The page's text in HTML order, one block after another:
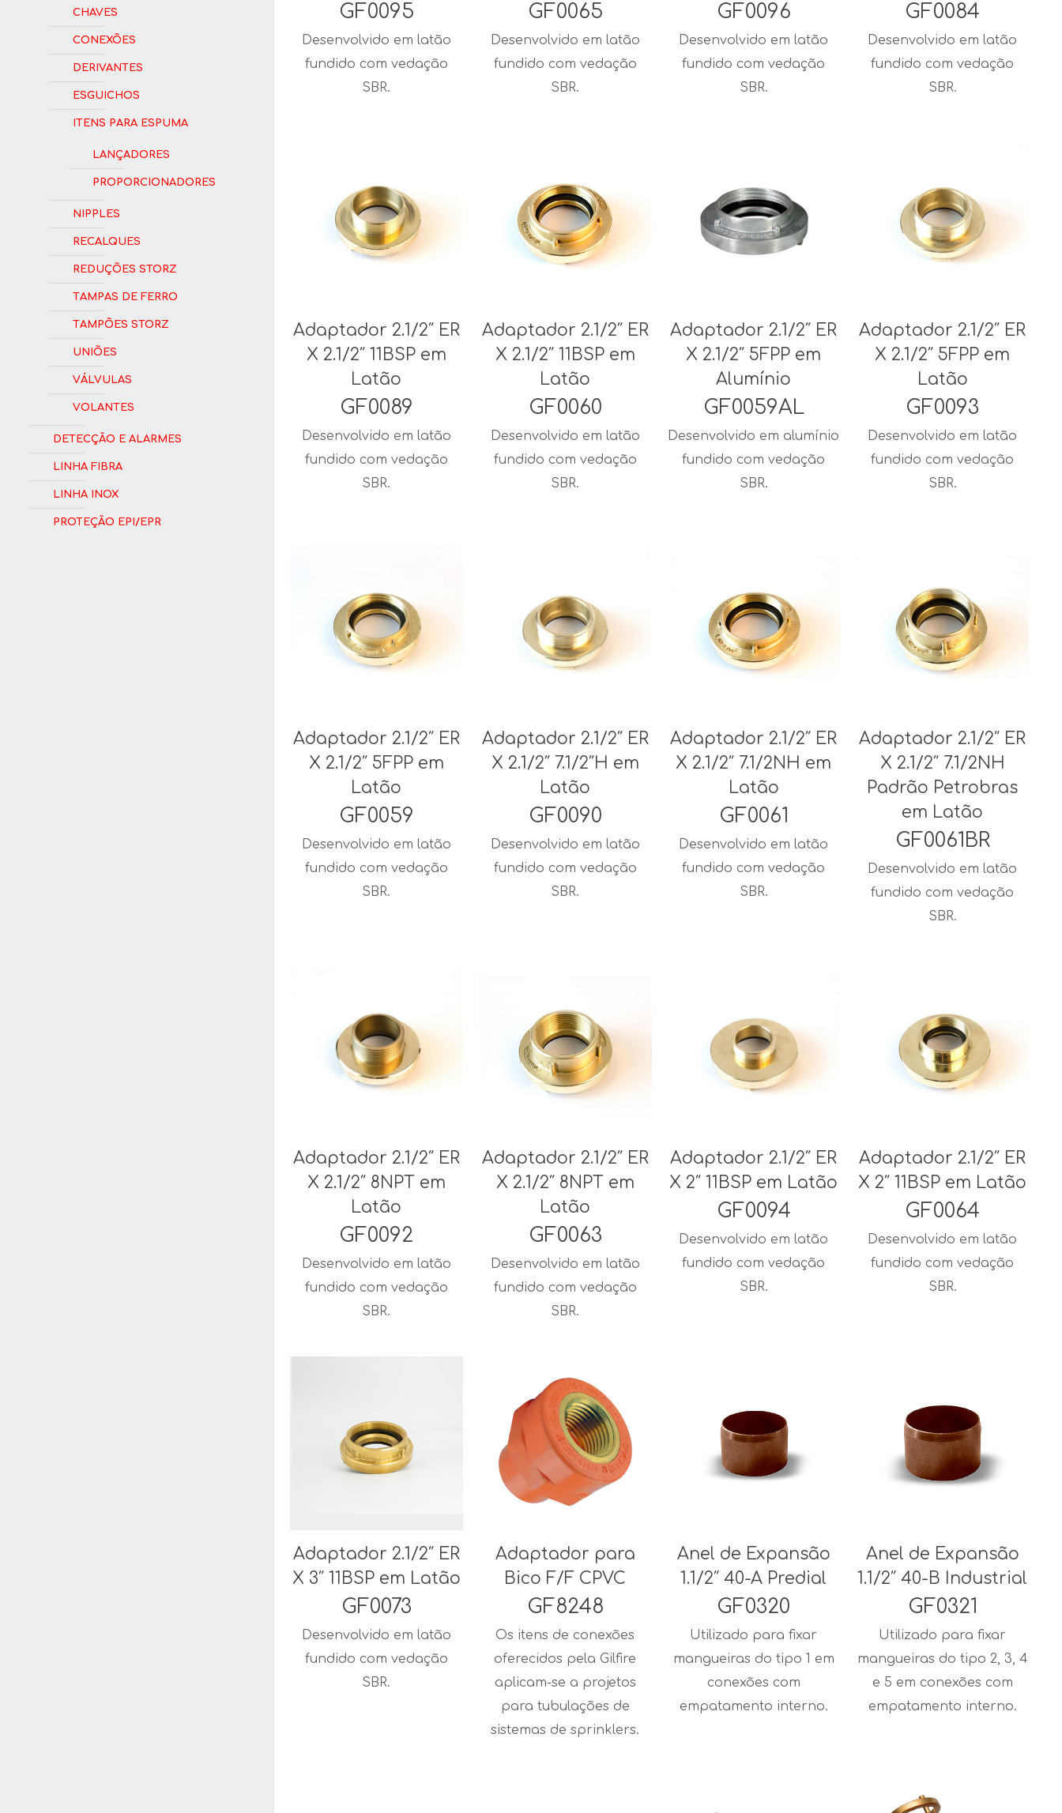
GF0095
Desenvolvido em latão
fundido com vedação
SBR.
GF0065
Desenvolvido em latão
fundido com vedação
SBR.
GF0096
Desenvolvido em latão
fundido com vedação
SBR.
GF0084
Desenvolvido em latão
fundido com vedação
SBR.
Adaptador 2.1/2″ ER
X 2.1/2″ 11BSP em
Latão
GF0089
Desenvolvido em latão
fundido com vedação
SBR.
Adaptador 2.1/2″ ER
X 2.1/2″ 11BSP em
Latão
GF0060
Desenvolvido em latão
fundido com vedação
SBR.
Adaptador 2.1/2″ ER
X 2.1/2″ 5FPP em
Alumínio
GF0059AL
Desenvolvido em alumínio
fundido com vedação
SBR.
Adaptador 2.1/2″ ER
X 2.1/2″ 5FPP em
Latão
GF0093
Desenvolvido em latão
fundido com vedação
SBR.
Adaptador 2.1/2″ ER
X 2.1/2″ 5FPP em
Latão
GF0059
Desenvolvido em latão
fundido com vedação
SBR.
Adaptador 2.1/2″ ER
X 2.1/2″ 7.1/2″H em
Latão
GF0090
Desenvolvido em latão
fundido com vedação
SBR.
Adaptador 2.1/2″ ER
X 2.1/2″ 7.1/2NH em
Latão
GF0061
Desenvolvido em latão
fundido com vedação
SBR.
Adaptador 2.1/2″ ER
X 2.1/2″ 7.1/2NH
Padrão Petrobras
em Latão
GF0061BR
Desenvolvido em latão
fundido com vedação
SBR.
Adaptador 2.1/2″ ER
X 2.1/2″ 8NPT em
Latão
GF0092
Desenvolvido em latão
fundido com vedação
SBR.
Adaptador 2.1/2″ ER
X 2.1/2″ 8NPT em
Latão
GF0063
Desenvolvido em latão
fundido com vedação
SBR.
Adaptador 2.1/2″ ER
X 2″ 11BSP em Latão
GF0094
Desenvolvido em latão
fundido com vedação
SBR.
Adaptador 2.1/2″ ER
X 2″ 11BSP em Latão
GF0064
Desenvolvido em latão
fundido com vedação
SBR.
Adaptador 2.1/2″ ER
X 3″ 11BSP em Latão
GF0073
Desenvolvido em latão
fundido com vedação
SBR.
Adaptador para
Bico F/F CPVC
GF8248
Os itens de conexões
oferecidos pela Gilfire
aplicam-se a projetos
para tubulações de
sistemas de sprinklers.
Anel de Expansão
1.1/2″ 40-A Predial
GF0320
Utilizado para fixar
mangueiras do tipo 1 em
conexões com
empatamento interno.
Anel de Expansão
1.1/2″ 40-B Industrial
GF0321
Utilizado para fixar
mangueiras do tipo 2, 3, 4
e 5 em conexões com
empatamento interno.
Chaves
Conexões
Derivantes
Esguichos
Itens para Espuma
Lançadores
Proporcionadores
Nipples
Recalques
Reduções Storz
Tampas de Ferro
Tampões Storz
Uniões
Válvulas
Volantes
Detecção e Alarmes
Linha Fibra
Linha Inox
Proteção EPI/EPR